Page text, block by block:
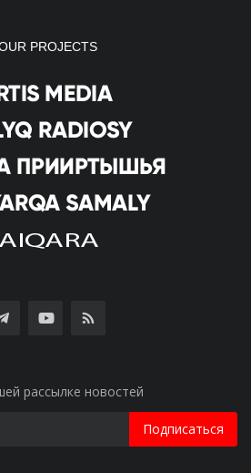
PROJECTS
рассылке новостей
Подписаться